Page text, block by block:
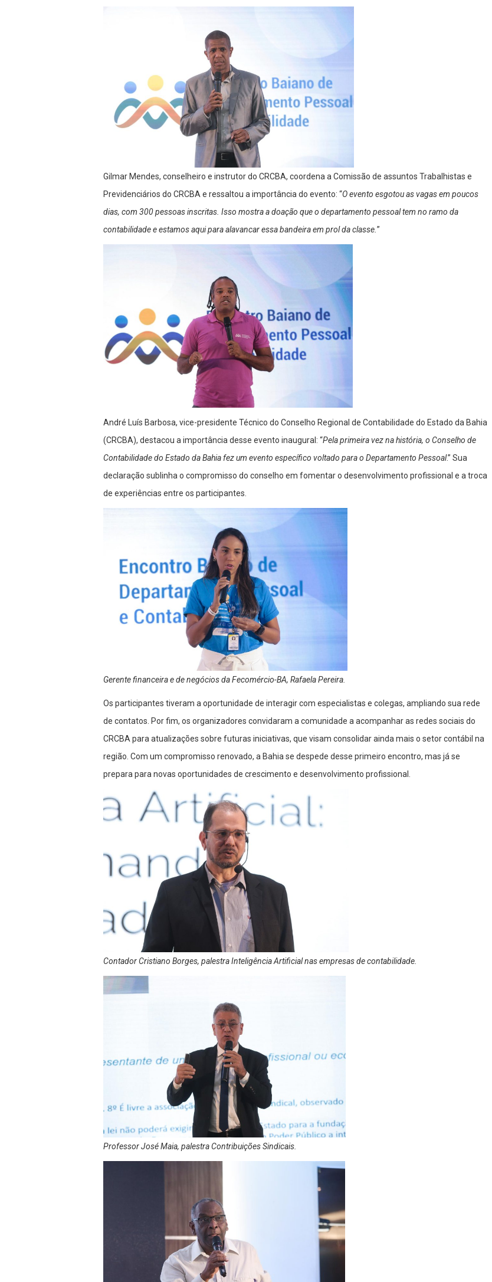
Gilmar Mendes, conselheiro e instrutor do CRCBA, coordena a Comissão de assuntos Trabalhistas e
Previdenciários do CRCBA e ressaltou a importância do evento: “O evento esgotou as vagas em poucos
dias, com 300 pessoas inscritas. Isso mostra a doação que o departamento pessoal tem no ramo da
contabilidade e estamos aqui para alavancar essa bandeira em prol da classe. ”
André Luís Barbosa, vice-presidente Técnico do Conselho Regional de Contabilidade do Estado da Bahia
(CRCBA), destacou a importância desse evento inaugural: “Pela primeira vez na história, o Conselho de
Contabilidade do Estado da Bahia fez um evento específico voltado para o Departamento Pessoal.” Sua
declaração sublinha o compromisso do conselho em fomentar o desenvolvimento profissional e a troca
de experiências entre os participantes.
Gerente financeira e de negócios da Fecomércio-BA, Rafaela Pereira.
Os participantes tiveram a oportunidade de interagir com especialistas e colegas, ampliando sua rede
de contatos. Por fim, os organizadores convidaram a comunidade a acompanhar as redes sociais do
CRCBA para atualizações sobre futuras iniciativas, que visam consolidar ainda mais o setor contábil na
região. Com um compromisso renovado, a Bahia se despede desse primeiro encontro, mas já se
prepara para novas oportunidades de crescimento e desenvolvimento profissional.
Contador Cristiano Borges, palestra Inteligência Artificial nas empresas de contabilidade.
Professor José Maia, palestra Contribuições Sindicais.